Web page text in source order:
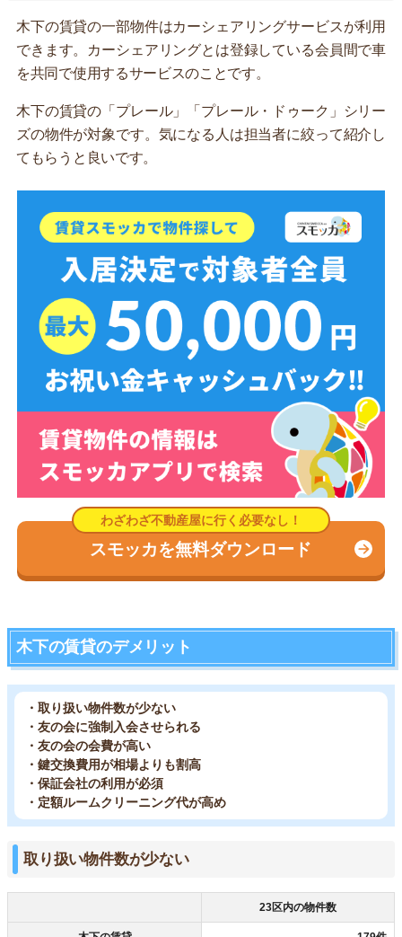
木下の賃貸の一部物件はカーシェアリングサービスが利用
できます。カーシェアリングとは登録している会員間で車
を共同で使用するサービスのことです。
木下の賃貸の「プレール」「プレール・ドゥーク」シリー
ズの物件が対象です。気になる人は担当者に絞って紹介し
てもらうと良いです。
スモッカを無料ダウンロード
木下の賃貸のデメリット
・取り扱い物件数が少ない
・友の会に強制入会させられる
・友の会の会費が高い
・鍵交換費用が相場よりも割高
・保証会社の利用が必須
・定額ルームクリーニング代が高め
取り扱い物件数が少ない
23区内の物件数